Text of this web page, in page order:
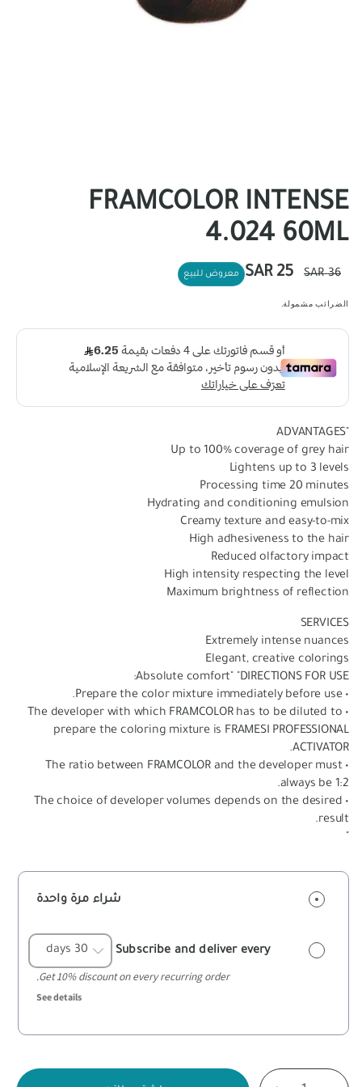
FRAMCOLOR INTENSE
4.024 60ML
سعر
36 SAR
سعر
25 SAR معروض للبيع
الضرائب مشمولة.
Up to 100% coverage of grey hair
Lightens up to 3 levels
Processing time 20 minutes
Hydrating and conditioning emulsion
Creamy texture and easy-to-mix
High adhesiveness to the hair
Reduced olfactory impact
High intensity respecting the level
Maximum brightness of reflection
SERVICES
Extremely intense nuances
Elegant, creative colorings
Absolute comfort" "DIRECTIONS FOR USE:
• Prepare the color mixture immediately before use.
• The developer with which FRAMCOLOR has to be diluted to
prepare the coloring mixture is FRAMESI PROFESSIONAL
ACTIVATOR.
• The ratio between FRAMCOLOR and the developer must
always be 1:2.
• The choice of developer volumes depends on the desired
result.
شراء مرة واحدة
Subscribe and deliver every
Get 10% discount on every recurring order.
See details